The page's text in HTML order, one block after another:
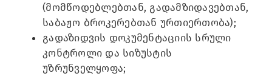
(მომწოდებლებთან, გადამზიდავებთან,
საბაჟო ბროკერებთან ურთიერთობა);
გადაზიდვის დოკუმენტაციის სრული
კონტროლი და სიზუსტის
უზრუნველყოფა;